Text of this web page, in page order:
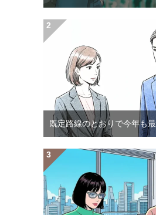
既定路線のとおりで今年も